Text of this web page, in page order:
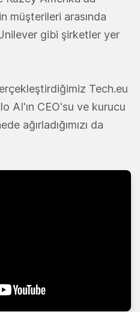
müşterileri arasında
gibi şirketler yer
Tech.eu
AI'ın CEO'su ve kurucu
ağırladığımızı da